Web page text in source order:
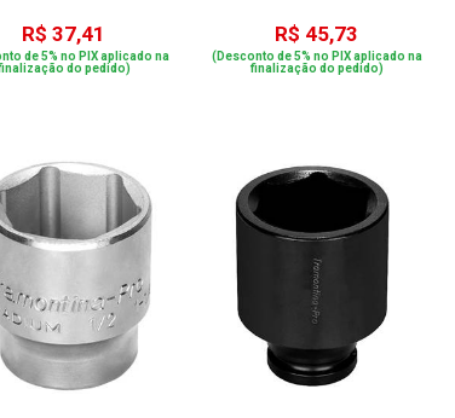
R$ 37,41
de 5% no PIX aplicado na
do pedido)
R$ 45,73
(Desconto de 5% no PIX aplicado na
finalização do pedido)